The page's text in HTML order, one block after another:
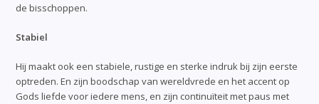
de bisschoppen.
Stabiel
Hij maakt ook een stabiele, rustige en sterke indruk bij zijn eerste
optreden. En zijn boodschap van wereldvrede en het accent op
Gods liefde voor iedere mens, en zijn continuïteit met paus met